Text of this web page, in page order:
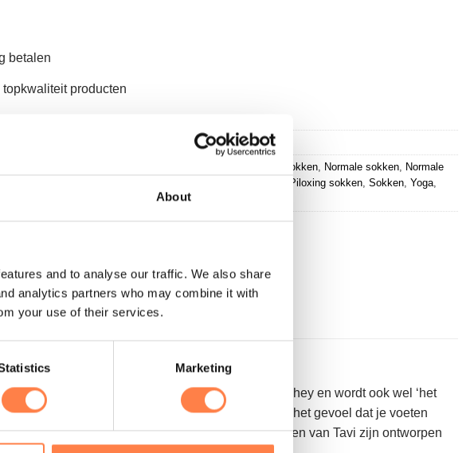
About
and to analyse our traffic. We also share
analytics partners who may combine it with
your use of their services.
Marketing
betalen
producten
Normale sokken, Normale sokken, Normale
Piloxing sokken, Sokken, Yoga,
,tavi,yoga sokken
hebben. Emma is het vernieuwde model van Chey en wordt ook wel ‘het
te gebruiken. Het model van de sokken geeft het gevoel dat je voeten
en oefeningen te perfectioneren. Yoga sokken van Tavi zijn ontworpen